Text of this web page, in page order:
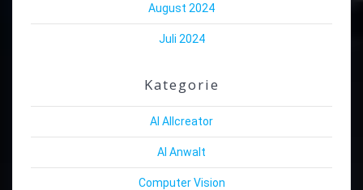
August 2024
Juli 2024
Kategorie
AI Allcreator
AI Anwalt
Computer Vision